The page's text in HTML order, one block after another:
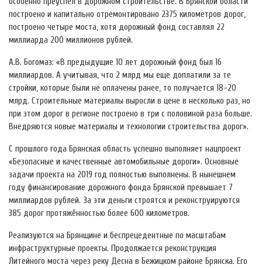
построено и капитально отремонтировано 2375 километров дорог,
построено четыре моста, хотя дорожный фонд составлял 22
миллиарда 200 миллионов рублей.
А.В. Богомаз: «В предыдущие 10 лет дорожный фонд был 16
миллиардов. А учитывая, что 2 млрд мы еще доплатили за те
стройки, которые были не оплачены ранее, то получается 18-20
млрд. Строительные материалы выросли в цене в несколько раз, но
при этом дорог в регионе построено в три с половиной раза больше.
Внедряются новые материалы и технологии строительства дорог».
С прошлого года Брянская область успешно выполняет нацпроект
«Безопасные и качественные автомобильные дороги». Основные
задачи проекта на 2019 год полностью выполнены. В нынешнем
году финансирование дорожного фонда Брянской превышает 7
миллиардов рублей. За эти деньги строятся и реконструируются
385 дорог протяжённостью более 600 километров.
Реализуются на Брянщине и беспрецедентные по масштабам
инфраструктурные проекты. Продолжается реконструкция
Литейного моста через реку Десна в Бежицком районе Брянска. Его